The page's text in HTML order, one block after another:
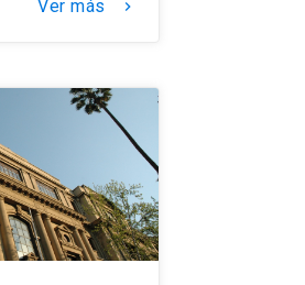
Ver más keyboard_arrow_right